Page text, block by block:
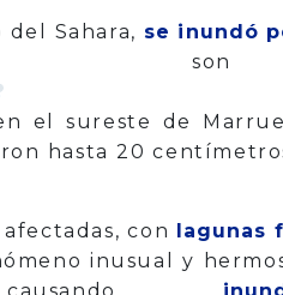
Sahara, se inundó
el sureste de
hasta 20
con lagunas
inusual y